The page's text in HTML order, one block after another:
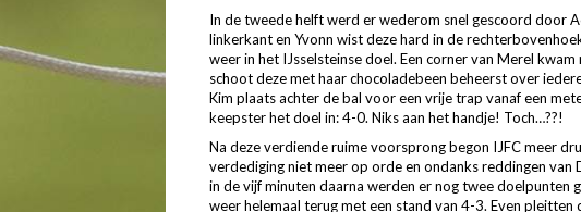
In de tweede helft werd er wederom snel gescoord door
linkerkant en Yvonn wist deze hard in de
weer in het IJsselsteinse doel. Een corner van Merel
schoot deze met haar chocoladebeen beheerst over
Kim plaats achter de bal voor een vrije trap vanaf een
keepster het doel in: 4-0. Niks aan het handje! Toch…??!
Na deze verdiende ruime voorsprong begon IJFC meer
verdediging niet meer op orde en ondanks reddingen van
in de vijf minuten daarna werden er nog twee doelpunten
weer helemaal terug met een stand van 4-3. Even